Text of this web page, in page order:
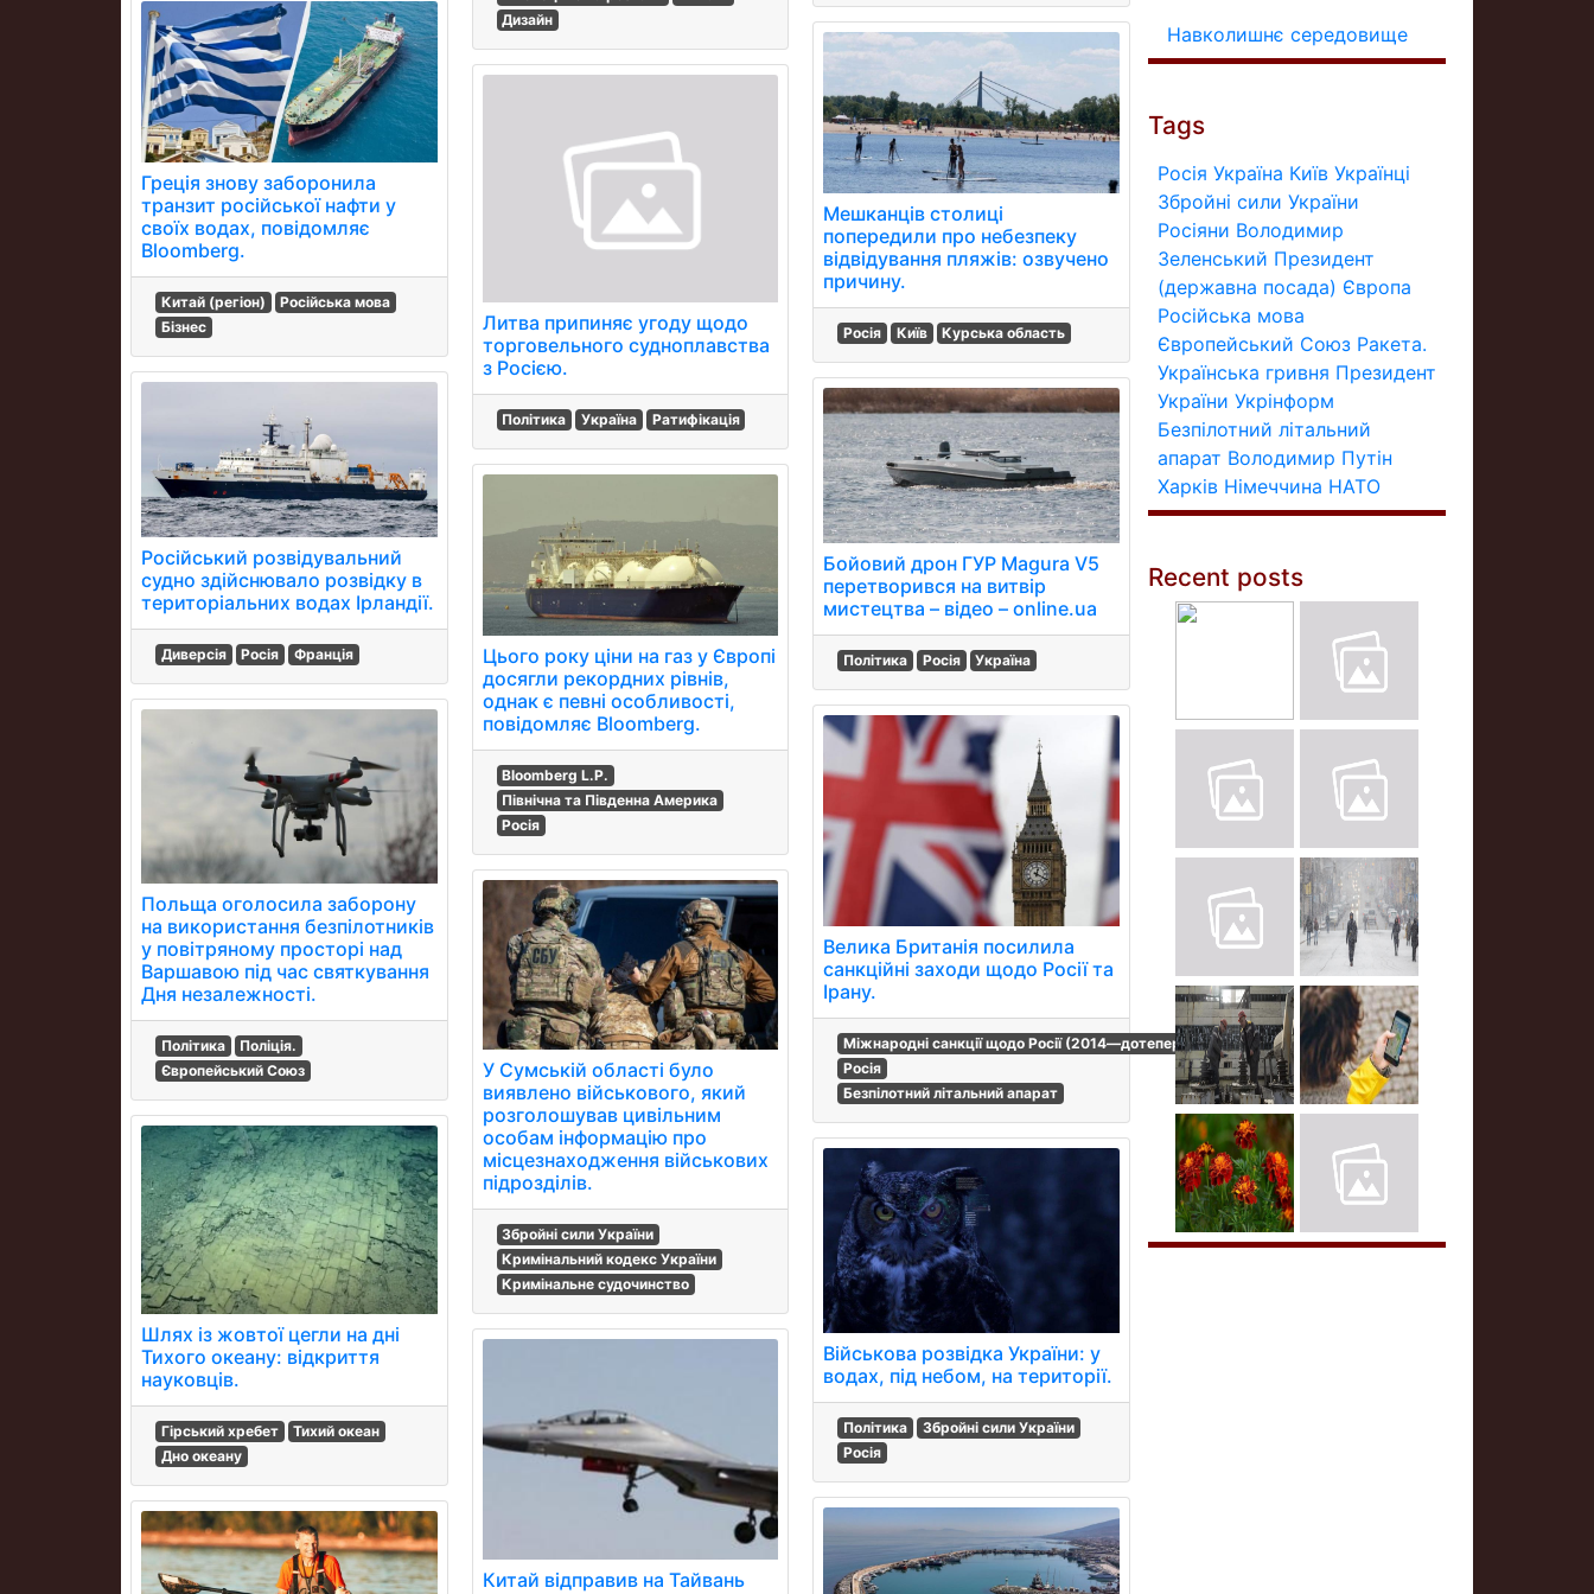
Греція знову заборонила
транзит російської нафти у
своїх водах, повідомляє
Bloomberg.
Китай (регіон)
Російська мова
Бізнес
Російський розвідувальний
судно здійснювало розвідку в
територіальних водах Ірландії.
Диверсія Росія Франція
Польща оголосила заборону
на використання безпілотників
у повітряному просторі над
Варшавою під час святкування
Дня незалежності.
Політика
Поліція.
Європейський Союз
Шлях із жовтої цегли на дні
Тихого океану: відкриття
науковців.
Гірський хребет
Тихий океан
Дно океану
Дизайн
Литва припиняє угоду щодо
торговельного судноплавства
з Росією.
Політика Україна Ратифікація
Цього року ціни на газ у Європі
досягли рекордних рівнів,
однак є певні особливості,
повідомляє Bloomberg.
Bloomberg L.P.
Північна та Південна Америка
Росія
У Сумській області було
виявлено військового, який
розголошував цивільним
особам інформацію про
місцезнаходження військових
підрозділів.
Збройні сили України
Кримінальний кодекс України
Кримінальне судочинство
Китай відправив на Тайвань
Мешканців столиці
попередили про небезпеку
відвідування пляжів: озвучено
причину.
Росія Київ Курська область
Бойовий дрон ГУР Magura V5
перетворився на витвір
мистецтва – відео – online.ua
Політика Росія Україна
Велика Британія посилила
санкційні заходи щодо Росії та
Ірану.
Міжнародні санкції щодо Росії (2014—дотепер)
Росія
Безпілотний літальний апарат
Військова розвідка України: у
водах, під небом, на території.
Політика
Збройні сили України
Росія
Навколишнє середовище
Tags
Росія Україна Київ Українці
Збройні сили України
Росіяни Володимир
Зеленський Президент
(державна посада) Європа
Російська мова
Європейський Союз Ракета.
Українська гривня Президент
України Укрінформ
Безпілотний літальний
апарат Володимир Путін
Харків Німеччина НАТО
Recent posts